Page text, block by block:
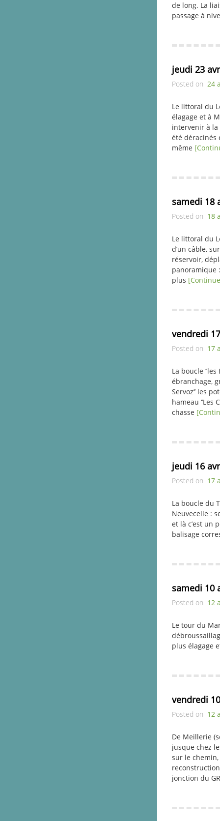
de long. La
passage à
jeudi 23
Posted on 24
Le littoral du
élagage et à
intervenir à
été déracinés
même
samedi 18
Posted on 18
Le littoral du
d’un câble,
réservoir,
panoramique
plus
vendredi
Posted on 17
La boucle
ébranchage,
Servoz’’ les
hameau
chasse
jeudi 16
Posted on 17
La boucle du
Neuvecelle :
et là c’est un
balisage
samedi 10
Posted on 12
Le tour du
plus élagage
vendredi
Posted on 12
De Meillerie
jusque chez
sur le
jonction du